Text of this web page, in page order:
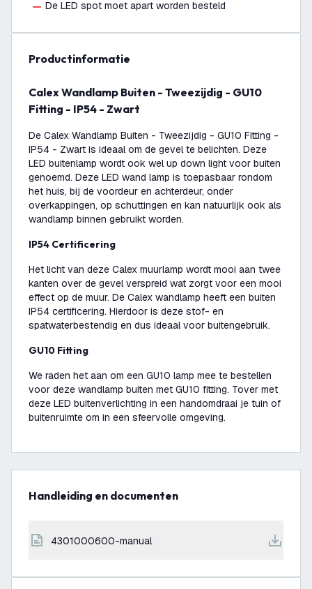
De LED spot moet apart worden besteld
productinformatie
Calex Wandlamp Buiten - Tweezijdig - GU10
Fitting - IP54 - Zwart
De Calex Wandlamp Buiten - Tweezijdig - GU10 Fitting -
IP54 - Zwart is ideaal om de gevel te belichten. Deze
LED buitenlamp wordt ook wel up down light voor buiten
genoemd. Deze LED wand lamp is toepasbaar rondom
het huis, bij de voordeur en achterdeur, onder
overkappingen, op schuttingen en kan natuurlijk ook als
wandlamp binnen gebruikt worden.
IP54 Certificering
Het licht van deze Calex muurlamp wordt mooi aan twee
kanten over de gevel verspreid wat zorgt voor een mooi
effect op de muur. De Calex wandlamp heeft een buiten
IP54 certificering. Hierdoor is deze stof- en
spatwaterbestendig en dus ideaal voor buitengebruik.
GU10 Fitting
We raden het aan om een GU10 lamp mee te bestellen
voor deze wandlamp buiten met GU10 fitting. Tover met
deze LED buitenverlichting in een handomdraai je tuin of
buitenruimte om in een sfeervolle omgeving.
Handleiding en documenten
4301000600-manual